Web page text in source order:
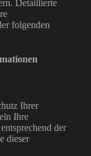
Detaillierte
folgenden
Ihrer
Ihre
der
dieser